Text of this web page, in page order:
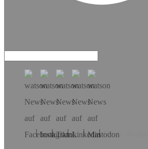
Hol dir die App!